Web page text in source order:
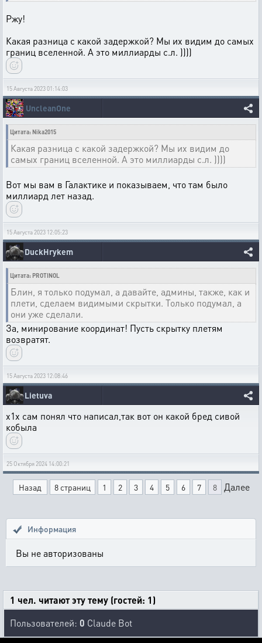
Ржу!
Какая разница с какой задержкой? Мы их видим до самых
границ вселенной. А это миллиарды с.л. ))))
15 Августа 2023 01:14:03
UncleanOne
Цитата: Nika2015
Какая разница с какой задержкой? Мы их видим до
самых границ вселенной. А это миллиарды с.л. ))))
Вот мы вам в Галактике и показываем, что там было
миллиард лет назад.
15 Августа 2023 12:05:23
DuckHrykem
Цитата: PROTINOL
Блин, я только подумал, а давайте, админы, также, как и
плети, сделаем видимыми скрытки. Только подумал, а
они уже сделали.
За, минирование координат! Пусть скрытку плетям
возвратят.
15 Августа 2023 12:08:46
Lietuva
x1x сам понял что написал,так вот он какой бред сивой
кобыла
25 Октября 2024 14:00:21
Назад 8 страниц 1 2 3 4 5 6 7 8 Далее
Информация
Вы не авторизованы
1 чел. читают эту тему (гостей: 1)
Пользователей: 0 Claude Bot